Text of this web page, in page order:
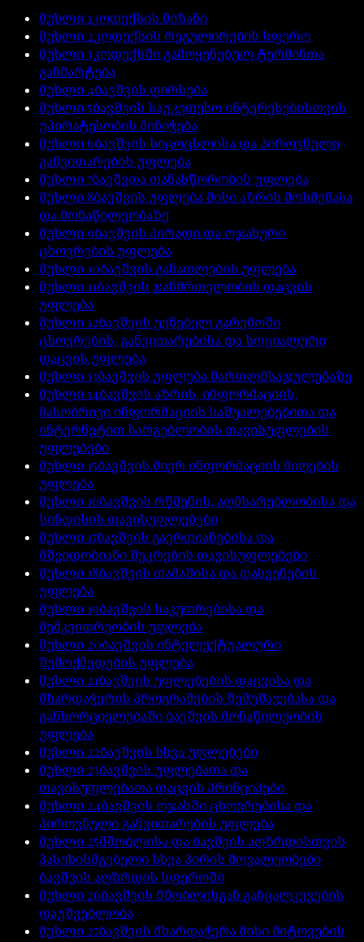
მუხლი 1კოდექსის მიზანი
მუხლი 2კოდექსის რეგულირების სფერო
მუხლი3კოდექსში გამოყენებულ ტერმინთა
განმარტება
მუხლი 4ბავშვის ღირსება
მუხლი 5ბავშვის საუკეთესო ინტერესებისთვის
უპირატესობის მინიჭება
მუხლი 6ბავშვის სიცოცხლისა და პიროვნული
განვითარების უფლება
მუხლი7ბავშვთა თანასწორობის უფლება
მუხლი 8ბავშვის უფლება მისი აზრის მოსმენასა
და მონაწილეობაზე
მუხლი 9ბავშვის პირადი და ოჯახური
ცხოვრების უფლება
მუხლი 10ბავშვის განათლების უფლება
მუხლი 11ბავშვის ჯანმრთელობის დაცვის
უფლება
მუხლი 12ბავშვის უვნებელ გარემოში
ცხოვრების, განვითარებისა და სოციალური
დაცვის უფლება
მუხლი 13ბავშვის უფლება მართლმსაჯულებაზე
მუხლი 14ბავშვის აზრის, ინფორმაციის,
მასობრივი ინფორმაციის საშუალებებითა და
ინტერნეტით სარგებლობის თავისუფლების
უფლებები
მუხლი 15ბავშვის მიერ ინფორმაციის მიღების
უფლება
მუხლი 16ბავშვის რწმენის, აღმსარებლობისა და
სინდისის თავისუფლებები
მუხლი 17ბავშვის გაერთიანებისა და
მშვიდობიანი შეკრების თავისუფლებები
მუხლი 18ბავშვის თამაშისა და დასვენების
უფლება
მუხლი 19ბავშვის საკუთრებისა და
მემკვიდრეობის უფლება
მუხლი 20ბავშვის ინტელექტუალური
შემოქმედების უფლება
მუხლი 21ბავშვის უფლებების დაცვისა და
მხარდაჭერის პროგრამების შემუშავებასა და
განხორციელებაში ბავშვის მონაწილეობის
უფლება
მუხლი 22ბავშვის სხვა უფლებები
მუხლი 23ბავშვის უფლებათა და
თავისუფლებათა დაცვის პრინციპები
მუხლი 24ბავშვის ოჯახში ცხოვრებისა და
პიროვნული განვითარების უფლება
მუხლი 25მშობლისა და ბავშვის აღზრდისთვის
პასუხისმგებელი სხვა პირის მოვალეობები
ბავშვის აღზრდის სფეროში
მუხლი 26ბავშვის მშობლისგან განცალკევების
დაუშვებლობა
მუხლი 27ბავშვის მხარდაჭერა მისი მიტოვების